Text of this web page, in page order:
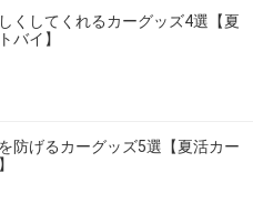
くしてくれるカーグッズ4選【夏
バイ】
防げるカーグッズ5選【夏活カー